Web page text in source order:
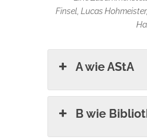
Finsel, Lucas
A wie AStA
B wie